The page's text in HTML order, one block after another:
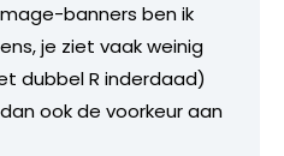
banners ben ik
je ziet vaak weinig
dubbel R inderdaad)
ook de voorkeur aan